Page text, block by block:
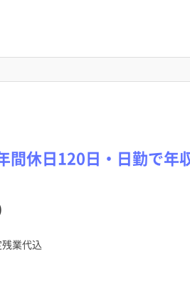
間休日120日・日勤で年
業代込